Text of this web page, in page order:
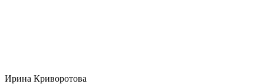
Ирина Криворотова